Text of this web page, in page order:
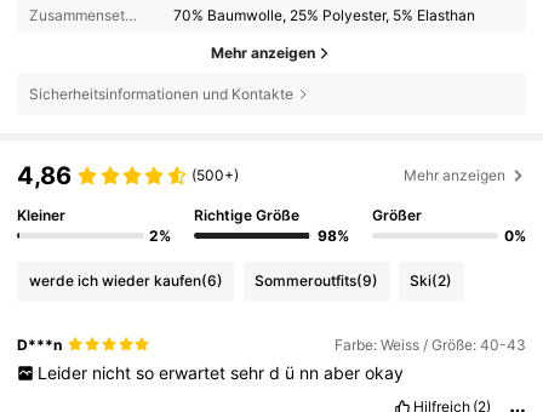
Zusammensetzung:
70% Baumwolle, 25% Polyester, 5% Elasthan
Mehr anzeigen
Sicherheitsinformationen und Kontakte
4,86 (500+) Mehr anzeigen
Kleiner
2%
Richtige Größe
98%
Größer
0%
werde ich wieder kaufen(6) Sommeroutfits(9) Ski(2)
D***n Farbe: Weiss / Größe: 40-43
Leider nicht so erwartet sehr d ü nn aber okay
Hilfreich (2)